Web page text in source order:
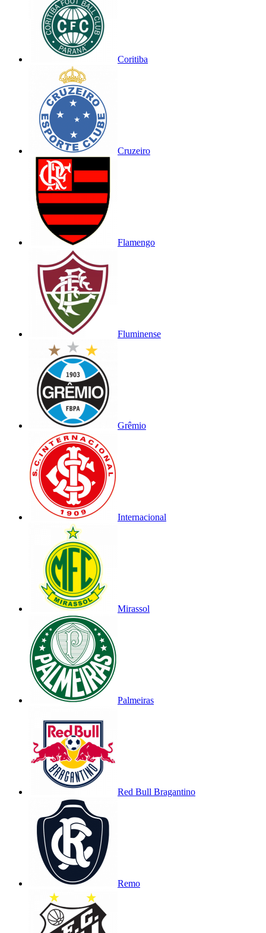
Coritiba
Cruzeiro
Flamengo
Fluminense
Grêmio
Internacional
Mirassol
Palmeiras
Red Bull Bragantino
Remo